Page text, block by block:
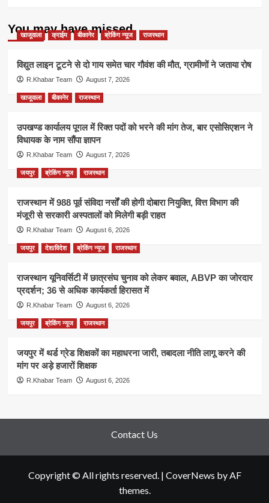
You may have missed
खाजूवाला क्राईम बीकानेर ब्रेकिंग न्यूज राजस्थान
विद्युत लाइन टूटने से दो गाय समेत चार गौवंश की मौत, ग्रामीणों ने जताया रोष
R.Khabar Team August 7, 2026
खाजूवाला बीकानेर राजस्थान
उपखण्ड कार्यालय पूगल में रिक्त पदों को भरने की मांग तेज, बार एसोसिएशन ने
विधायक के नाम सौंपा ज्ञापन
R.Khabar Team August 7, 2026
जयपुर ब्रेकिंग न्यूज राजस्थान
राजस्थान में 988 पूर्व संविदा नर्सों की होगी दोबारा नियुक्ति, वित्त विभाग की
मंजूरी से सरकारी अस्पतालों को मिलेगी बड़ी राहत
R.Khabar Team August 6, 2026
जयपुर देश/विदेश ब्रेकिंग न्यूज राजस्थान
राजस्थान यूनिवर्सिटी में छात्रसंघ चुनाव को लेकर बवाल, ABVP का जोरदार
प्रदर्शन; 36 से अधिक कार्यकर्ता हिरासत में
R.Khabar Team August 6, 2026
जयपुर ब्रेकिंग न्यूज राजस्थान
जयपुर में थर्ड ग्रेड शिक्षकों का महाधरना जारी, तबादला नीति लागू करने की
मांग पर अड़े हजारों शिक्षक
R.Khabar Team August 6, 2026
Contact Us
Copyright © All rights reserved. | CoverNews by AF
themes.